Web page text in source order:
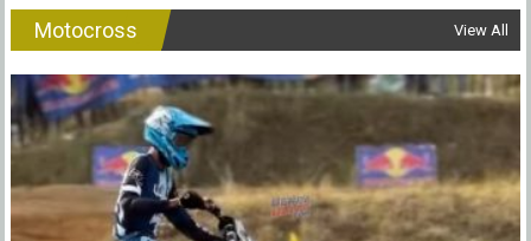
Motocross View All